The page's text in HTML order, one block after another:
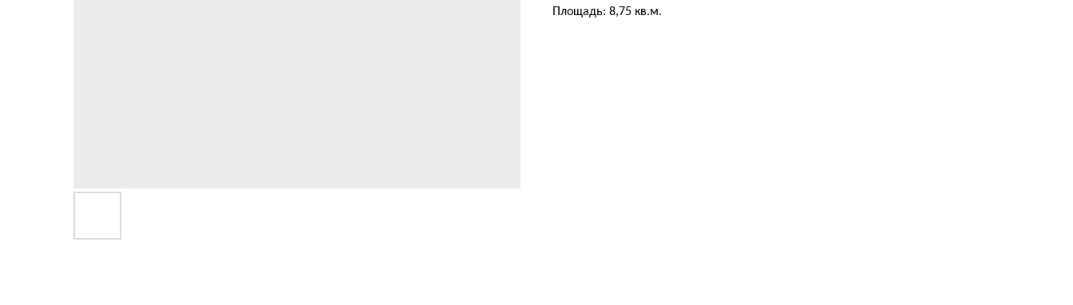
Площадь: 8,75 кв.м.